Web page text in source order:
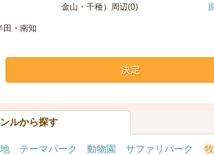
金山・千種）周辺(0)
田・南知
決定
ルから探す
テーマパーク 動物園 サファリパーク